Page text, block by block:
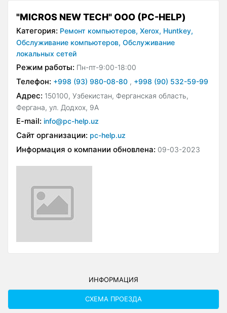
"MICROS NEW TECH" ООО (PC-HELP)
Категория: Ремонт компьютеров, Xerox, Huntkey,
Обслуживание компьютеров, Обслуживание
локальных сетей
Режим работы: Пн-пт-9:00-18:00
Телефон: +998 (93) 980-08-80 , +998 (90) 532-59-99
Адрес: 150100, Узбекистан, Ферганская область,
Фергана, ул. Додхох, 9А
E-mail: info@pc-help.uz
Сайт организации: pc-help.uz
Информация о компании обновлена: 09-03-2023
ИНФОРМАЦИЯ
СХЕМА ПРОЕЗДА